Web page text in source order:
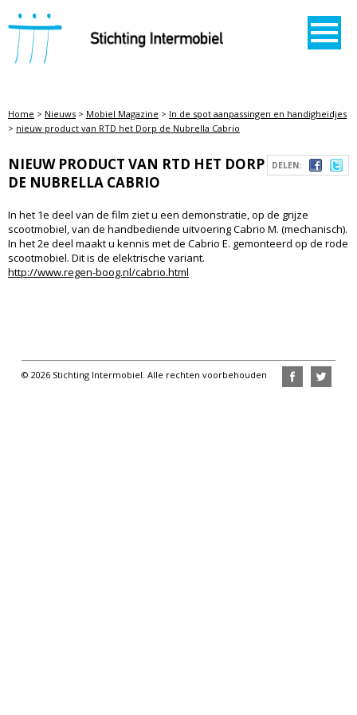
STICHTING INTERMOBIEL
Home > Nieuws > Mobiel Magazine > In de spot aanpassingen en handigheidjes
> nieuw product van RTD het Dorp de Nubrella Cabrio
DELEN:
NIEUW PRODUCT VAN RTD HET DORP
DE NUBRELLA CABRIO
In het 1e deel van de film ziet u een demonstratie, op de grijze
scootmobiel, van de handbediende uitvoering Cabrio M. (mechanisch).
In het 2e deel maakt u kennis met de Cabrio E. gemonteerd op de rode
scootmobiel. Dit is de elektrische variant.
http://www.regen-boog.nl/cabrio.html
© 2026 Stichting Intermobiel. Alle rechten voorbehouden